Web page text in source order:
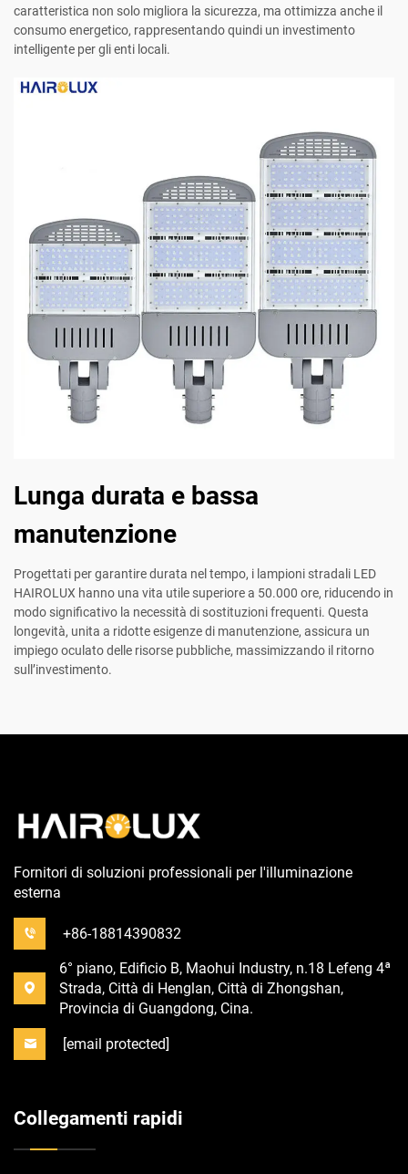
caratteristica non solo migliora la sicurezza, ma ottimizza anche il
consumo energetico, rappresentando quindi un investimento
intelligente per gli enti locali.
Lunga durata e bassa
manutenzione
Progettati per garantire durata nel tempo, i lampioni stradali LED
HAIROLUX hanno una vita utile superiore a 50.000 ore, riducendo in
modo significativo la necessità di sostituzioni frequenti. Questa
longevità, unita a ridotte esigenze di manutenzione, assicura un
impiego oculato delle risorse pubbliche, massimizzando il ritorno
sull’investimento.
Fornitori di soluzioni professionali per l'illuminazione
esterna
+86-18814390832
6° piano, Edificio B, Maohui Industry, n.18 Lefeng 4ª
Strada, Città di Henglan, Città di Zhongshan,
Provincia di Guangdong, Cina.
[email protected]
Collegamenti rapidi